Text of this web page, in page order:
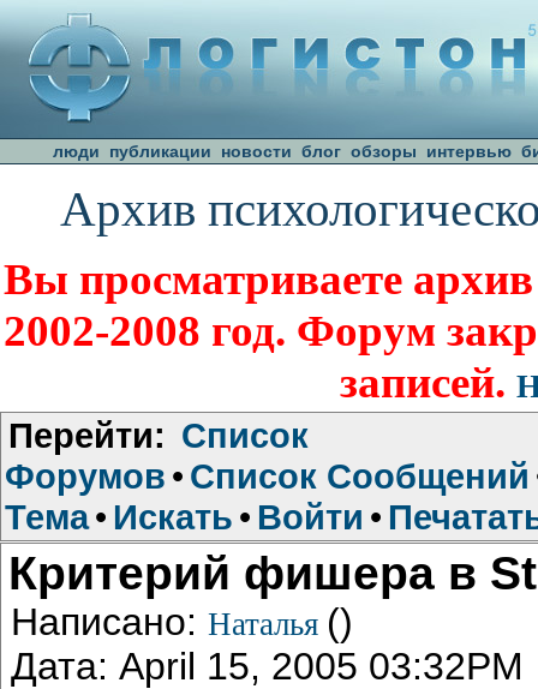
люди публикации новости блог обзоры интервью
Архив
Вы просматриваете
2002-2008 год. Форум
записей.
Перейти: Список
Форумов • Список Сообщений
Тема• Искать • Войти •
Критерий фишера в
Написано: Наталья ()
Дата: April 15, 2005 03:32PM